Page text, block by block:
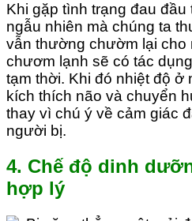
Khi gặp tình trạng đau
ngẫu nhiên mà chúng ta
vẫn thường chườm lại cho
chươm lạnh sẽ có tác
tạm thời. Khi đó nhiệt độ ở
kích thích não và chuyển
thay vì chú ý về cảm giác
người bị.
4. Chế độ dinh
hợp lý